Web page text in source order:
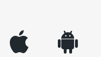
appleinc android